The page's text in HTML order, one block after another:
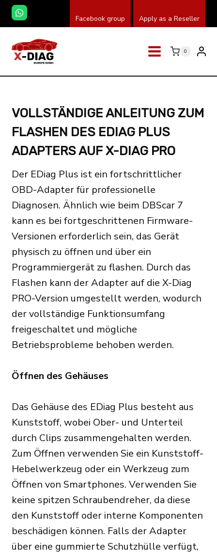
Zum
Inhalt
springen
Facebook group Apply as a Reseller
0
VOLLSTÄNDIGE ANLEITUNG ZUM
FLASHEN DES EDIAG PLUS
ADAPTERS AUF X-DIAG PRO
Der EDiag Plus ist ein fortschrittlicher
OBD-Adapter für professionelle
Diagnosen. Ähnlich wie beim DBScar 7
kann es bei fortgeschrittenen Firmware-
Versionen erforderlich sein, das Gerät
physisch zu öffnen und über ein
Programmiergerät zu flashen. Durch das
Flashen kann der Adapter auf die X-Diag
PRO-Version umgestellt werden, wodurch
der vollständige Funktionsumfang
freigeschaltet und mögliche
Betriebsprobleme behoben werden.
Öffnen des Gehäuses
Das Gehäuse des EDiag Plus besteht aus
Kunststoff, wobei Ober- und Unterteil
durch Clips zusammengehalten werden.
Zum Öffnen verwenden Sie ein Kunststoff-
Hebelwerkzeug oder ein Werkzeug zum
Öffnen von Smartphones. Verwenden Sie
keine spitzen Schraubendreher, da diese
den Kunststoff oder interne Komponenten
beschädigen können. Falls der Adapter
über eine gummierte Schutzhülle verfügt,